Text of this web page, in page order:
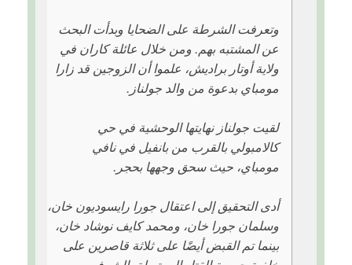
وتعرفت الشرطة على الضحايا وبدأت البحث
عن المشتبه بهم. ومن خلال عائلة كاران في
ولاية أوتار براديش، علموا أن الزوجين قد زارا
مومباي بدعوة من والد جولناز.
لقيت جولناز نهايتها الوحشية في حي
كالامبولي بالقرب من بانفيل في نافي
مومباي، حيث سحق وجهها بحجر.
أدى التحقيق إلى اعتقال جورا رايسوديون خان،
وسلمان جورا خان، ومحمد كايف نوشاد خان،
بينما تم القبض أيضًا على ثلاثة قاصرين على